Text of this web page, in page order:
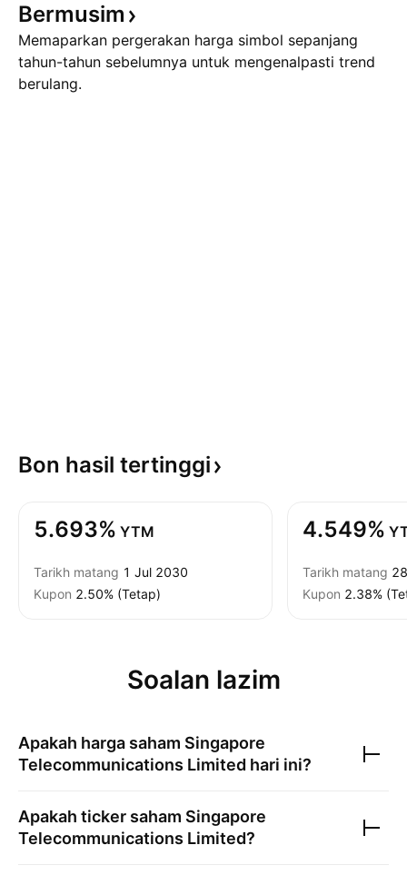
Bermusim
Memaparkan pergerakan harga simbol sepanjang
tahun-tahun sebelumnya untuk mengenalpasti trend
berulang.
Bon hasil tertinggi
5.693% YTM
Tarikh matang 1 Jul 2030
Kupon 2.50% (Tetap)
4.549%
Tarikh matang
Kupon 2.38%
Soalan lazim
Apakah harga saham Singapore
Telecommunications Limited hari ini?
Apakah ticker saham Singapore
Telecommunications Limited?